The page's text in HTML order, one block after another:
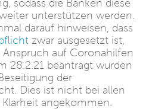
sodass die Banken diese
unterstützen werden.
darauf hinweisen, dass
zwar ausgesetzt ist,
auf Coronahilfen
28.2.21 beantragt wurden
der
Dies ist nicht bei allen
angekommen.